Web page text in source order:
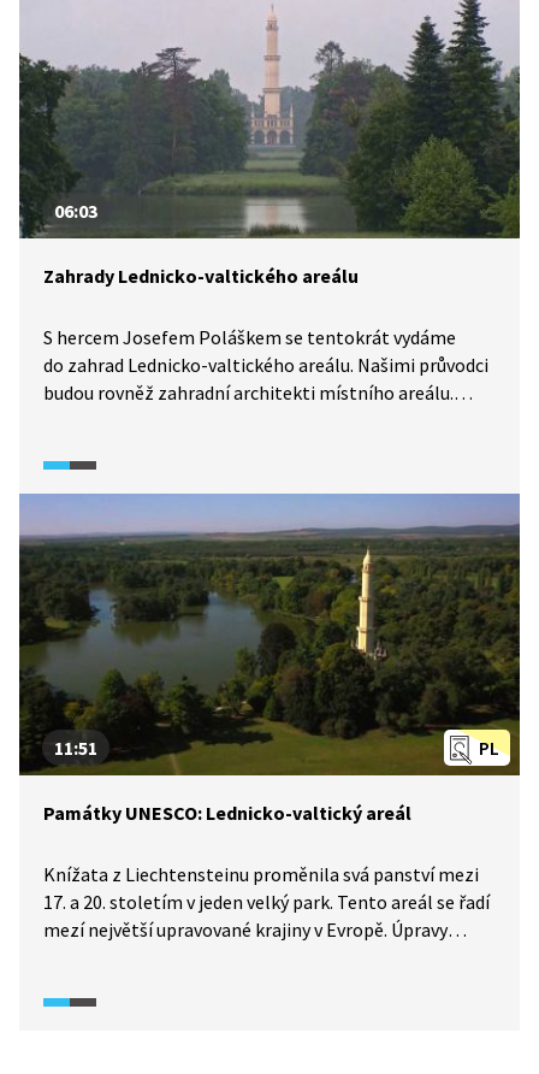
06:03
Zahrady Lednicko-valtického areálu
S hercem Josefem Poláškem se tentokrát vydáme
do zahrad Lednicko-valtického areálu. Našimi průvodci
budou rovněž zahradní architekti místního areálu.
architektonického skvostu. Speciální pozornost je pak
dvornímu architektovi rodu Lichtenštejnů, ale
i vynálezci tužky.
PL
11:51
Památky UNESCO: Lednicko-valtický areál
Knížata z Liechtensteinu proměnila svá panství mezi
17. a 20. stoletím v jeden velký park. Tento areál se řadí
mezí největší upravované krajiny v Evropě. Úpravy
zámků a drobné stavby postavené v romantickém